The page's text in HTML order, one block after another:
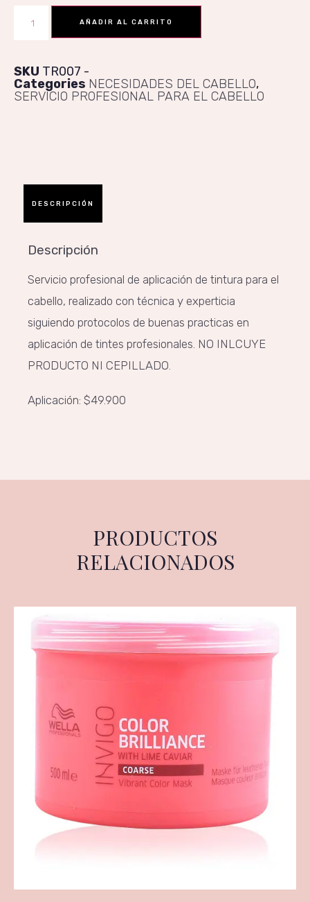
AÑADIR AL CARRITO
SKU TR007
Categories NECESIDADES DEL CABELLO,
SERVICIO PROFESIONAL PARA EL CABELLO
DESCRIPCIÓN
Descripción
Servicio profesional de aplicación de tintura para el
cabello, realizado con técnica y experticia
siguiendo protocolos de buenas practicas en
aplicación de tintes profesionales. NO INLCUYE
PRODUCTO NI CEPILLADO.
Aplicación: $49.900
PRODUCTOS
RELACIONADOS